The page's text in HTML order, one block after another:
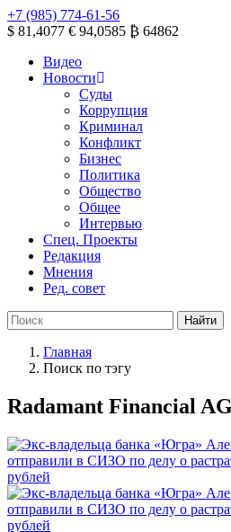
+7 (985) 774-61-56
$ 81,4077 € 94,0585 ₿ 64862
Видео
Новости
Суды
Коррупция
Криминал
Конфликт
Бизнес
Политика
Общество
Общее
Интервью
Спец. Проекты
Редакция
Мнения
Ред. совет
Главная
Поиск по тэгу
Radamant Financial AG